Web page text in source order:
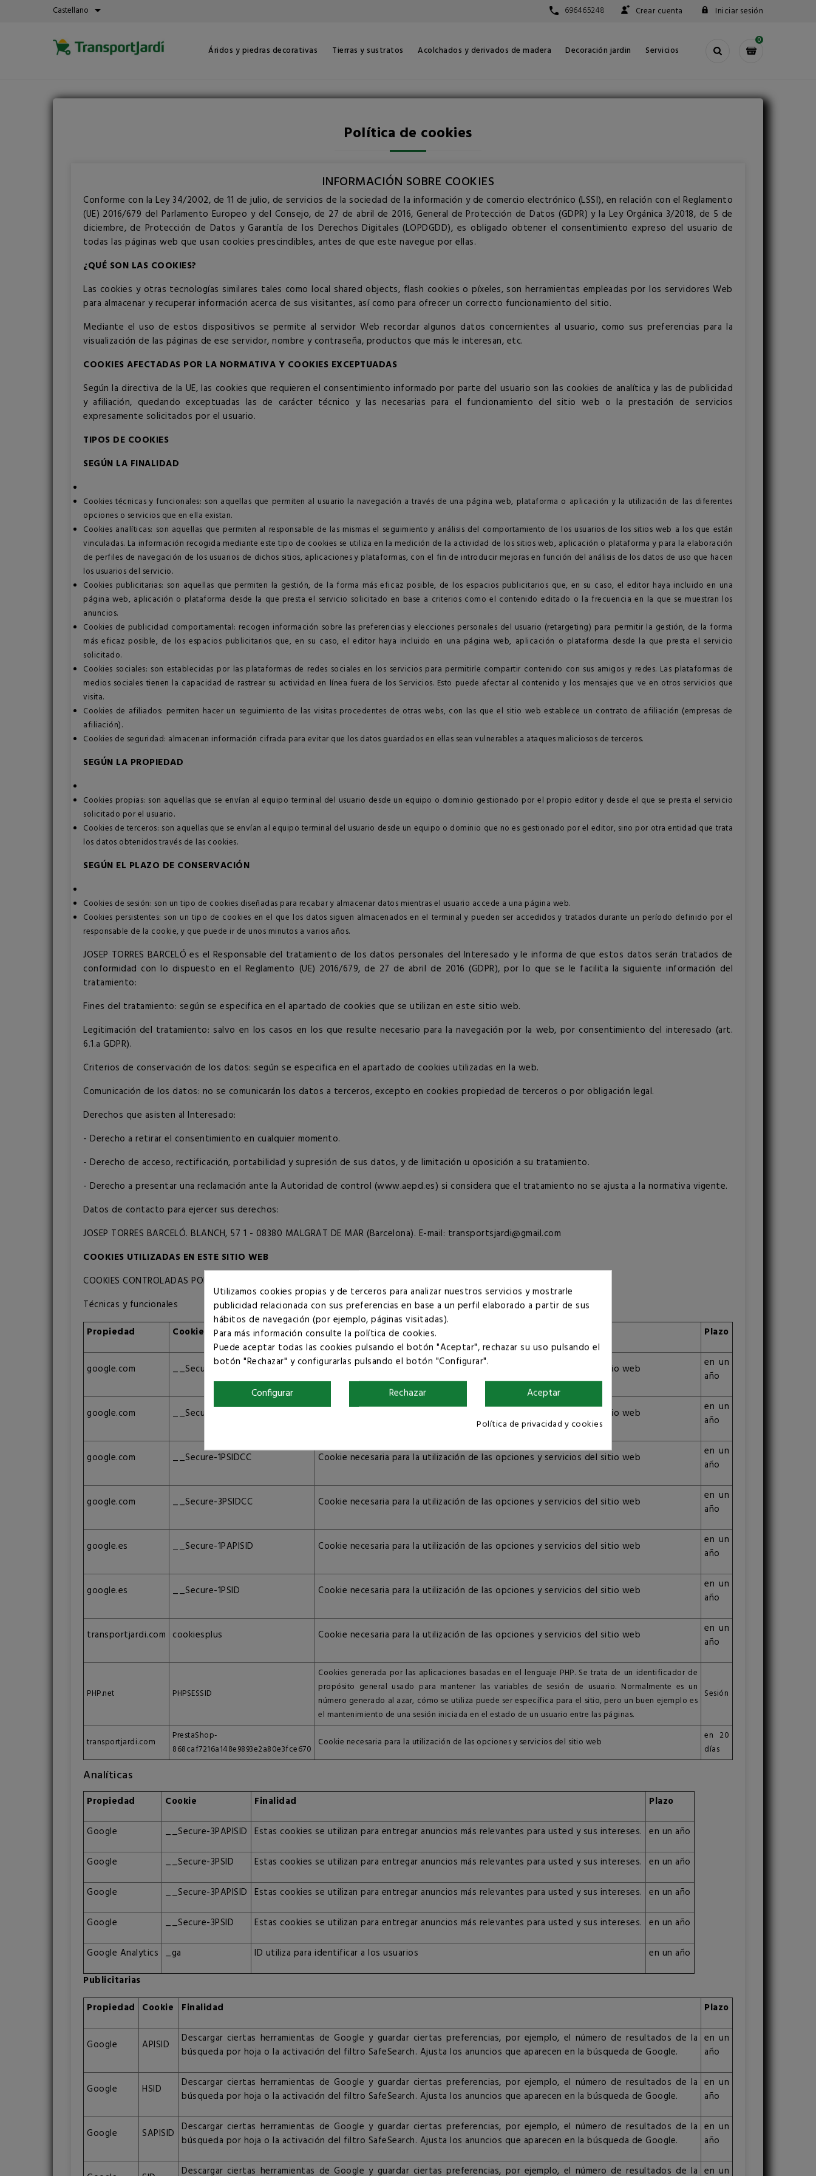
Castellano arrow_drop_down 696465248 Crear cuenta Iniciar sesión
0
Áridos y piedras decorativas Tierras y sustratos Acolchados y derivados de madera Decoración jardin Servicios
Política de cookies
INFORMACIÓN SOBRE COOKIES
Conforme con la Ley 34/2002, de 11 de julio, de servicios de la sociedad de la información y de comercio electrónico (LSSI), en relación con el Reglamento
(UE) 2016/679 del Parlamento Europeo y del Consejo, de 27 de abril de 2016, General de Protección de Datos (GDPR) y la Ley Orgánica 3/2018, de 5 de
diciembre, de Protección de Datos y Garantía de los Derechos Digitales (LOPDGDD), es obligado obtener el consentimiento expreso del usuario de
todas las páginas web que usan cookies prescindibles, antes de que este navegue por ellas.
¿QUÉ SON LAS COOKIES?
Las cookies y otras tecnologías similares tales como local shared objects, flash cookies o píxeles, son herramientas empleadas por los servidores Web
para almacenar y recuperar información acerca de sus visitantes, así como para ofrecer un correcto funcionamiento del sitio.
Mediante el uso de estos dispositivos se permite al servidor Web recordar algunos datos concernientes al usuario, como sus preferencias para la
visualización de las páginas de ese servidor, nombre y contraseña, productos que más le interesan, etc.
COOKIES AFECTADAS POR LA NORMATIVA Y COOKIES EXCEPTUADAS
Según la directiva de la UE, las cookies que requieren el consentimiento informado por parte del usuario son las cookies de analítica y las de publicidad
y afiliación, quedando exceptuadas las de carácter técnico y las necesarias para el funcionamiento del sitio web o la prestación de servicios
expresamente solicitados por el usuario.
TIPOS DE COOKIES
SEGÚN LA FINALIDAD
Cookies técnicas y funcionales: son aquellas que permiten al usuario la navegación a través de una página web, plataforma o aplicación y la utilización de las diferentes
opciones o servicios que en ella existan.
Cookies analíticas: son aquellas que permiten al responsable de las mismas el seguimiento y análisis del comportamiento de los usuarios de los sitios web a los que están
vinculadas. La información recogida mediante este tipo de cookies se utiliza en la medición de la actividad de los sitios web, aplicación o plataforma y para la elaboración
de perfiles de navegación de los usuarios de dichos sitios, aplicaciones y plataformas, con el fin de introducir mejoras en función del análisis de los datos de uso que hacen
los usuarios del servicio.
Cookies publicitarias: son aquellas que permiten la gestión, de la forma más eficaz posible, de los espacios publicitarios que, en su caso, el editor haya incluido en una
página web, aplicación o plataforma desde la que presta el servicio solicitado en base a criterios como el contenido editado o la frecuencia en la que se muestran los
anuncios.
Cookies de publicidad comportamental: recogen información sobre las preferencias y elecciones personales del usuario (retargeting) para permitir la gestión, de la forma
más eficaz posible, de los espacios publicitarios que, en su caso, el editor haya incluido en una página web, aplicación o plataforma desde la que presta el servicio
solicitado.
Cookies sociales: son establecidas por las plataformas de redes sociales en los servicios para permitirle compartir contenido con sus amigos y redes. Las plataformas de
medios sociales tienen la capacidad de rastrear su actividad en línea fuera de los Servicios. Esto puede afectar al contenido y los mensajes que ve en otros servicios que
visita.
Cookies de afiliados: permiten hacer un seguimiento de las visitas procedentes de otras webs, con las que el sitio web establece un contrato de afiliación (empresas de
afiliación).
Cookies de seguridad: almacenan información cifrada para evitar que los datos guardados en ellas sean vulnerables a ataques maliciosos de terceros.
SEGÚN LA PROPIEDAD
Cookies propias: son aquellas que se envían al equipo terminal del usuario desde un equipo o dominio gestionado por el propio editor y desde el que se presta el servicio
solicitado por el usuario.
Cookies de terceros: son aquellas que se envían al equipo terminal del usuario desde un equipo o dominio que no es gestionado por el editor, sino por otra entidad que trata
los datos obtenidos través de las cookies.
SEGÚN EL PLAZO DE CONSERVACIÓN
Cookies de sesión: son un tipo de cookies diseñadas para recabar y almacenar datos mientras el usuario accede a una página web.
Cookies persistentes: son un tipo de cookies en el que los datos siguen almacenados en el terminal y pueden ser accedidos y tratados durante un período definido por el
responsable de la cookie, y que puede ir de unos minutos a varios años.
JOSEP TORRES BARCELÓ es el Responsable del tratamiento de los datos personales del Interesado y le informa de que estos datos serán tratados de
conformidad con lo dispuesto en el Reglamento (UE) 2016/679, de 27 de abril de 2016 (GDPR), por lo que se le facilita la siguiente información del
tratamiento:
Fines del tratamiento: según se especifica en el apartado de cookies que se utilizan en este sitio web.
Legitimación del tratamiento: salvo en los casos en los que resulte necesario para la navegación por la web, por consentimiento del interesado (art.
6.1.a GDPR).
Criterios de conservación de los datos: según se especifica en el apartado de cookies utilizadas en la web.
Comunicación de los datos: no se comunicarán los datos a terceros, excepto en cookies propiedad de terceros o por obligación legal.
Derechos que asisten al Interesado:
- Derecho a retirar el consentimiento en cualquier momento.
- Derecho de acceso, rectificación, portabilidad y supresión de sus datos, y de limitación u oposición a su tratamiento.
- Derecho a presentar una reclamación ante la Autoridad de control (www.aepd.es) si considera que el tratamiento no se ajusta a la normativa vigente.
Datos de contacto para ejercer sus derechos:
JOSEP TORRES BARCELÓ. BLANCH, 57 1 - 08380 MALGRAT DE MAR (Barcelona). E-mail: transportsjardi@gmail.com
COOKIES UTILIZADAS EN ESTE SITIO WEB
COOKIES CONTROLADAS POR EL EDITOR
Técnicas y funcionales
Propiedad
Cookie Finalidad Plazo
google.com __Secure-1PAPISID Cookie necesaria para la utilización de las opciones y servicios del sitio web
en un
año
google.com __Secure-1PSID Cookie necesaria para la utilización de las opciones y servicios del sitio web
en un
año
google.com __Secure-1PSIDCC Cookie necesaria para la utilización de las opciones y servicios del sitio web
en un
año
google.com __Secure-3PSIDCC Cookie necesaria para la utilización de las opciones y servicios del sitio web
en un
año
google.es __Secure-1PAPISID Cookie necesaria para la utilización de las opciones y servicios del sitio web
en un
año
google.es __Secure-1PSID Cookie necesaria para la utilización de las opciones y servicios del sitio web
en un
año
transportjardi.com cookiesplus Cookie necesaria para la utilización de las opciones y servicios del sitio web
en un
año
PHP.net PHPSESSID
Cookies generada por las aplicaciones basadas en el lenguaje PHP. Se trata de un identificador de
propósito general usado para mantener las variables de sesión de usuario. Normalmente es un
número generado al azar, cómo se utiliza puede ser específica para el sitio, pero un buen ejemplo es
el mantenimiento de una sesión iniciada en el estado de un usuario entre las páginas.
Sesión
transportjardi.com
PrestaShop-
868caf7216a148e9893e2a80e3fce670
Cookie necesaria para la utilización de las opciones y servicios del sitio web
en 20
días
Analíticas
Propiedad Cookie Finalidad Plazo
Google __Secure-3PAPISID Estas cookies se utilizan para entregar anuncios más relevantes para usted y sus intereses. en un año
Google __Secure-3PSID Estas cookies se utilizan para entregar anuncios más relevantes para usted y sus intereses. en un año
Google __Secure-3PAPISID Estas cookies se utilizan para entregar anuncios más relevantes para usted y sus intereses. en un año
Google __Secure-3PSID Estas cookies se utilizan para entregar anuncios más relevantes para usted y sus intereses. en un año
Google Analytics _ga ID utiliza para identificar a los usuarios
en un año
Publicitarias
Propiedad Cookie Finalidad Plazo
Google APISID
Descargar ciertas herramientas de Google y guardar ciertas preferencias, por ejemplo, el número de resultados de la
búsqueda por hoja o la activación del filtro SafeSearch. Ajusta los anuncios que aparecen en la búsqueda de Google.
en un
año
Google HSID
Descargar ciertas herramientas de Google y guardar ciertas preferencias, por ejemplo, el número de resultados de la
búsqueda por hoja o la activación del filtro SafeSearch. Ajusta los anuncios que aparecen en la búsqueda de Google.
en un
año
Google SAPISID Descargar ciertas herramientas de Google y guardar ciertas preferencias, por ejemplo, el número de resultados de la
búsqueda por hoja o la activación del filtro SafeSearch. Ajusta los anuncios que aparecen en la búsqueda de Google.
en un
año
Descargar ciertas herramientas de Google y guardar ciertas preferencias, por ejemplo, el número de resultados de la en un
Utilizamos cookies propias y de terceros para analizar nuestros servicios y mostrarle
publicidad relacionada con sus preferencias en base a un perfil elaborado a partir de sus
hábitos de navegación (por ejemplo, páginas visitadas).
Para más información consulte la política de cookies.
Puede aceptar todas las cookies pulsando el botón "Aceptar", rechazar su uso pulsando el
botón "Rechazar" y configurarlas pulsando el botón "Configurar".
Configurar Rechazar Aceptar
Política de privacidad y cookies